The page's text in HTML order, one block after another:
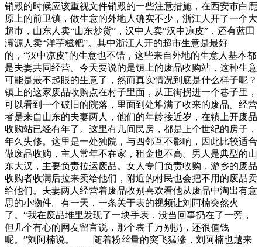
销毁的时候应该重视文件销毁的一些注意措施，在西安市白鹿
原上的前卫镇，做生意的外地人确实不少，浙江人开了一个大
超市，山东人卖“山东炒货”，汉中人卖“汉中凉皮”，还有蓝田
灞源人卖“洋芋糍粑”。其中浙江人开的超市生意是最好
的，“汉中凉皮”的生意也不错，这些来自外地的生意人基本都
是夫妻共同经营。今天要说的是镇上的废品收购站，这种生意
可能是最不起眼的生意了，然而真实情况到底是什么样子呢？
镇上的这家废品收购点在村子里面，从正街拐进一个巷子里，
可以看到一个破旧的院落，里面到处堆满了收来的废品。经营
者是来自山东的夫妻两人，他们的年龄接近岁，在镇上开废品
收购站已经有年了。这里有几间民房，都是上个世纪的房子，
年久失修。这里是一处独院，与四邻互不影响，因此比较适合
做废品收购，主人常年不在家，租金也不高。男人是典型的山
东大汉，主要负责拉运废品。女人专门负责收购，游乡的废品
收购者收满后拉来卖给他们，附近的村民也会把不用的废品卖
给他们。夫妻两人经营着废品收别喜欢看他从废品中淘出有意
思的小物件。有一天，一条关于表的视频让刘阿楠突然火
了。“我在废品堆里发现了一块手表，没当回事扔在了一旁，
但几个有心的网友留言说，那个表千万别扔，还很值钱
呢。”刘阿楠说。 随着粉丝量的突飞猛涨，刘阿楠也越来